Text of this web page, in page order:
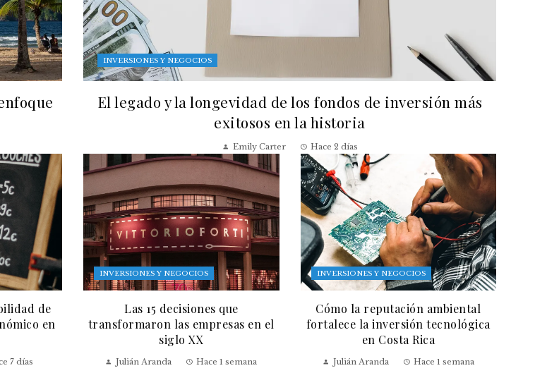
INVERSIONES Y NEGOCIOS
El legado y la longevidad de los fondos de inversión más
exitosos en la historia
Emily Carter Hace 2 días
de
en
7 días
INVERSIONES Y NEGOCIOS
Las 15 decisiones que
transformaron las empresas en el
siglo XX
Julián Aranda Hace 1 semana
INVERSIONES Y NEGOCIOS
Cómo la reputación ambiental
fortalece la inversión tecnológica
en Costa Rica
Julián Aranda Hace 1 semana